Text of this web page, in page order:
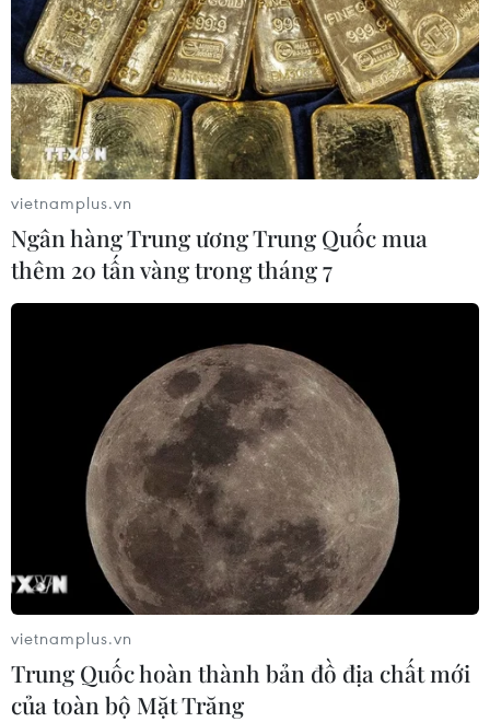
vietnamplus.vn
Ngân hàng Trung ương Trung Quốc mua
thêm 20 tấn vàng trong tháng 7
vietnamplus.vn
Trung Quốc hoàn thành bản đồ địa chất mới
của toàn bộ Mặt Trăng